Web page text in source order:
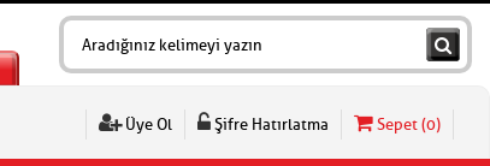
Üye Ol Şifre Hatırlatma Sepet (0)